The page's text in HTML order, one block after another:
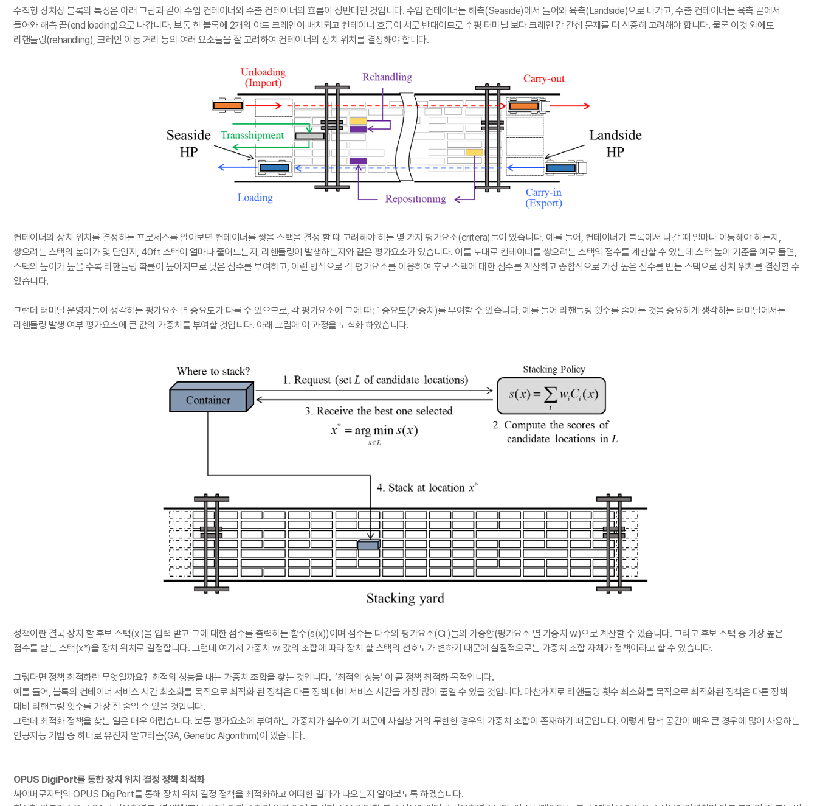
수직형 장치장 블록의 특징은 아래 그림과 같이 수입 컨테이너와 수출 컨테이너의 흐름이 정반대인 것입니다. 수입 컨테이너는 해측(Seaside)에서 들어와 육측(Landside)으로 나가고, 수출 컨테이너는 육측 끝에서
들어와 해측 끝(end loading)으로 나갑니다. 보통 한 블록에 2개의 야드 크레인이 배치되고 컨테이너 흐름이 서로 반대이므로 수평 터미널 보다 크레인 간 간섭 문제를 더 신중히 고려해야 합니다. 물론 이것 외에도
리핸들링(rehandling), 크레인 이동 거리 등의 여러 요소들을 잘 고려하여 컨테이너의 장치 위치를 결정해야 합니다.
컨테이너의 장치 위치를 결정하는 프로세스를 알아보면 컨테이너를 쌓을 스택을 결정 할 때 고려해야 하는 몇 가지 평가요소(critera)들이 있습니다. 예를 들어 , 컨테이너가 블록에서 나갈 때 얼마나 이동해야 하는지 ,
쌓으려는 스택의 높이가 몇 단인지 , 40ft 스택이 얼마나 줄어드는지 , 리핸들링이 발생하는지와 같은 평가요소가 있습니다. 이를 토대로 컨테이너를 쌓으려는 스택의 점수를 계산할 수 있는데 스택 높이 기준을 예로 들면,
스택의 높이가 높을 수록 리핸들링 확률이 높아지므로 낮은 점수를 부여하고, 이런 방식으로 각 평가요소를 이용하여 후보 스택에 대한 점수를 계산하고 종합적으로 가장 높은 점수를 받는 스택으로 장치 위치를 결정할 수
있습니다.
그런데 터미널 운영자들이 생각하는 평가요소 별 중요도가 다를 수 있으므로, 각 평가요소에 그에 따른 중요도(가중치 )를 부여할 수 있습니다. 예를 들어 리핸들링 횟수를 줄이는 것을 중요하게 생각하는 터미널에서는
리핸들링 발생 여부 평가요소에 큰 값의 가중치를 부여할 것입니다. 아래 그림에 이 과정을 도식화 하였습니다.
정책이란 결국 장치 할 후보 스택(x )을 입력 받고 그에 대한 점수를 출력하는 함수(s(x))이며 점수는 다수의 평가요소(Ci )들의 가중합(평가요소 별 가중치 wi)으로 계산할 수 있습니다. 그리고 후보 스택 중 가장 높은
점수를 받는 스택(x*)을 장치 위치로 결정합니다. 그런데 여기서 가중치 wi 값의 조합에 따라 장치 할 스택의 선호도가 변하기 때문에 실질적으로는 가중치 조합 자체가 정책이라고 할 수 있습니다.
그렇다면 정책 최적화란 무엇일까요? 최적의 성능을 내는 가중치 조합을 찾는 것입니다. ‘최적의 성능’ 이 곧 정책 최적화 목적입니다.
예를 들어 , 블록의 컨테이너 서비스 시간 최소화를 목적으로 최적화 된 정책은 다른 정책 대비 서비스 시간을 가장 많이 줄일 수 있을 것입니다. 마찬가지로 리핸들링 횟수 최소화를 목적으로 최적화된 정책은 다른 정책
대비 리핸들링 횟수를 가장 잘 줄일 수 있을 것입니다.
그런데 최적화 정책을 찾는 일은 매우 어렵습니다. 보통 평가요소에 부여하는 가중치가 실수이기 때문에 사실상 거의 무한한 경우의 가중치 조합이 존재하기 때문입니다. 이렇게 탐색 공간이 매우 큰 경우에 많이 사용하는
인공지능 기법 중 하나로 유전자 알고리즘(GA, Genetic Algorithm)이 있습니다.
OPUS DigiPort를 통한 장치 위치 결정 정책 최적화
싸이버로지텍의 OPUS DigiPort를 통해 장치 위치 결정 정책을 최적화하고 어떠한 결과가 나오는지 알아보도록 하겠습니다.